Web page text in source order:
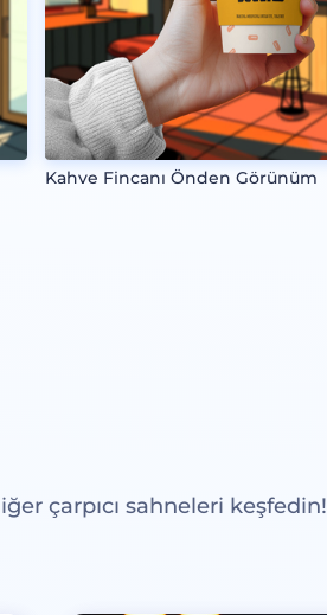
Kahve Fincanı Önden Görünüm
çarpıcı sahneleri keşfedin!